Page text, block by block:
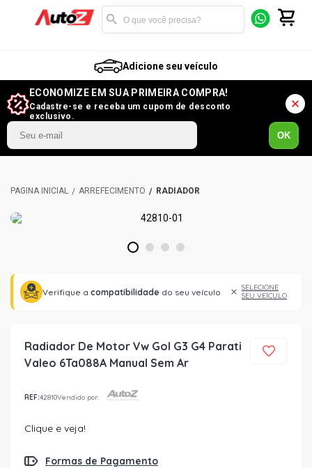
Adicione seu veículo
ECONOMIZE EM SUA PRIMEIRA COMPRA!
Cadastre-se e receba um cupom de desconto
exclusivo.
OK
ARREFECIMENTO RADIADOR
1 2 3 4
Verifique a compatibilidade do seu veículo
SELECIONE
SEU VEÍCULO
Radiador De Motor Vw Gol G3 G4 Parati
Valeo 6Ta088A Manual Sem Ar
REF:42810Vendido por:
Clique e veja!
Formas de Pagamento